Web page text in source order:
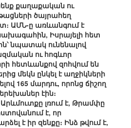
քաղաքական ու
ծայրահեղ
ԱՄՆ-ը առևանգում է
Իսրայելի հետ
նպատակ ունենալով
ու հոգևոր
հետևանքով զոհվում են
մեկն ընկել է աղջիկների
165 մարդու, որոնց ճիշող
էին։
լռում է, Թրամփը
է, որ
է իր զենքը։ Ինձ թվում է,